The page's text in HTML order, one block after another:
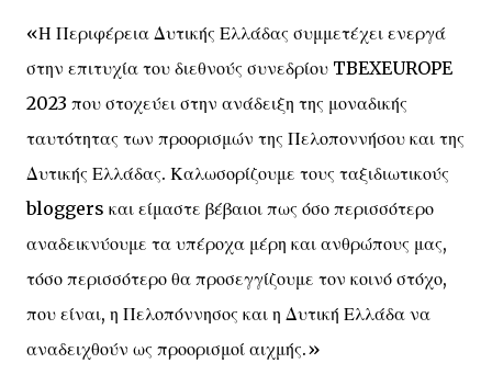
«Η Περιφέρεια Δυτικής Ελλάδας συμμετέχει ενεργά
στην επιτυχία του διεθνούς συνεδρίου TBEXEUROPE
2023 που στοχεύει στην ανάδειξη της μοναδικής
ταυτότητας των προορισμών της Πελοποννήσου και της
Δυτικής Ελλάδας. Καλωσορίζουμε τους ταξιδιωτικούς
bloggers και είμαστε βέβαιοι πως όσο περισσότερο
αναδεικνύουμε τα υπέροχα μέρη και ανθρώπους μας,
τόσο περισσότερο θα προσεγγίζουμε τον κοινό στόχο,
που είναι, η Πελοπόννησος και η Δυτική Ελλάδα να
αναδειχθούν ως προορισμοί αιχμής.»